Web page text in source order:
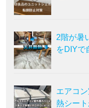
2階が暑
をDIYで
エアコ
熱シー